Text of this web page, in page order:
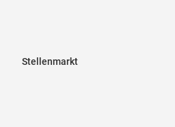
Stellenmarkt